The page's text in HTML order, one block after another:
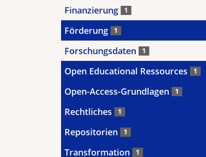
Finanzierung 1
Förderung 1
Forschungsdaten 1
Open Educational Ressources 1
Open-Access-Grundlagen 1
Rechtliches 1
Repositorien 1
Transformation 1